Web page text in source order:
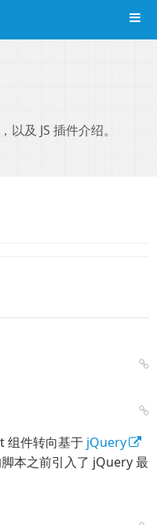
导
及 JS 插件介绍。
组件转向基于 jQuery
本之前引入了 jQuery 最